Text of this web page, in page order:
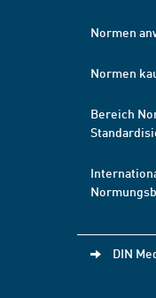
Normen
Normen
Bereich
DIN